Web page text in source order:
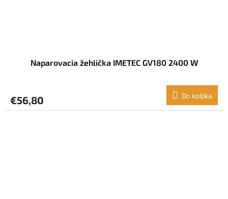
Naparovacia žehlička IMETEC GV180 2400 W
€56,80 Do košíka